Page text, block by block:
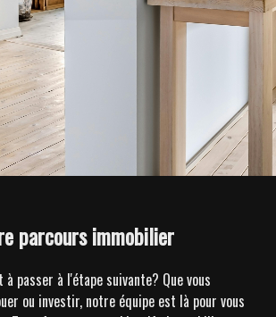
parcours immobilier
passer à l'étape suivante? Que vous
ou investir, notre équipe est là pour vous